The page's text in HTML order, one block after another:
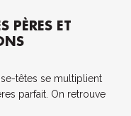
PÈRES ET
têtes se multiplient
parfait. On retrouve